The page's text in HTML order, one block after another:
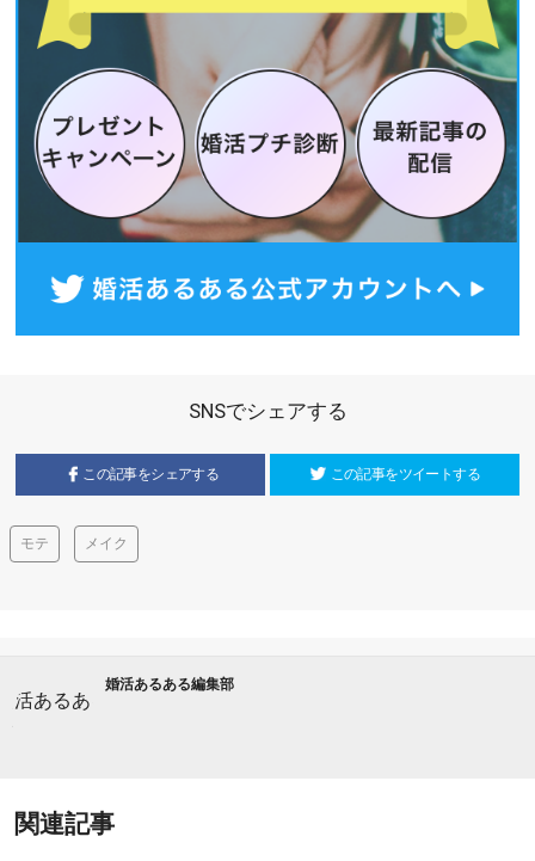
SNSでシェアする
この記事をシェアする この記事をツイートする
モテ メイク
婚活あるある編集部
関連記事